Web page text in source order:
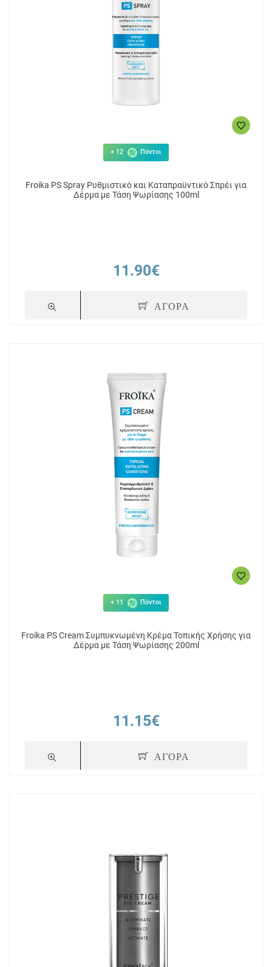
+ 12 Πόντοι
Froika PS Spray Ρυθμιστικό και Καταπραϋντικό Σπρέι για
Δέρμα με Τάση Ψωρίασης 100ml
11.90€
ΑΓΟΡΑ
+ 11 Πόντοι
Froika PS Cream Συμπυκνωμένη Κρέμα Τοπικής Χρήσης για
Δέρμα με Τάση Ψωρίασης 200ml
11.15€
ΑΓΟΡΑ